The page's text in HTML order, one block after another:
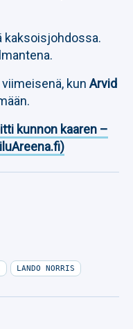
kaksoisjohdossa.
kun Arvid
kunnon kaaren –
LANDO NORRIS